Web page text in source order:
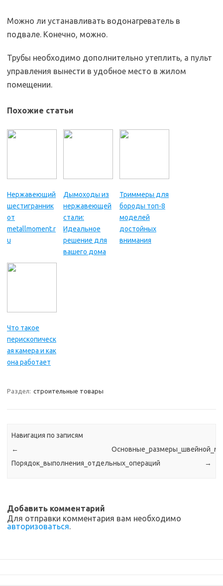
Можно ли устанавливать водонагреватель в
подвале. Конечно, можно.
Трубы необходимо дополнительно утеплить, а пульт
управления вынести в удобное место в жилом
помещении.
Похожие статьи
Нержавеющий
шестигранник
от
metallmoment.r
u
Дымоходы из
нержавеющей
стали:
Идеальное
решение для
вашего дома
Триммеры для
бороды топ-8
моделей
достойных
внимания
Что такое
перископическ
ая камера и как
она работает
Раздел: строительные товары
Навигация по записям
←
Порядок_выполнения_отдельных_операций
→
Добавить комментарий
Для отправки комментария вам необходимо
авторизоваться.